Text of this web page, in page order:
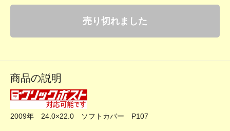
売り切れました
商品の説明
2009年 24.0×22.0 ソフトカバー P107